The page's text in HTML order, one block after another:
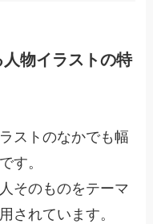
物イラストの特
ストのなかでも幅
す。
そのものをテーマ
されています。